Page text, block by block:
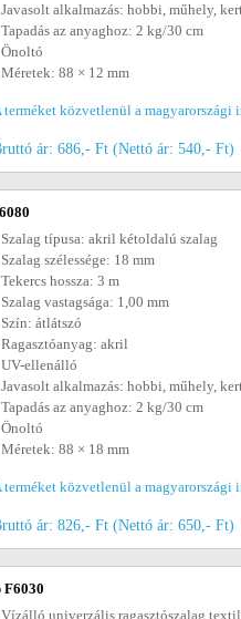
Javasolt alkalmazás: hobbi, műhely,
Tapadás az anyaghoz: 2 kg/30 cm
Önoltó
Méretek: 88 × 12 mm
terméket közvetlenül a
ár: 686,- Ft (Nettó ár: 540,- Ft)
Szalag típusa: akril kétoldalú szalag
Szalag szélessége: 18 mm
Tekercs hossza: 3 m
Szalag vastagsága: 1,00 mm
Szín: átlátszó
Ragasztóanyag: akril
UV-ellenálló
Javasolt alkalmazás: hobbi, műhely,
Tapadás az anyaghoz: 2 kg/30 cm
Önoltó
Méretek: 88 × 18 mm
terméket közvetlenül a
ár: 826,- Ft (Nettó ár: 650,- Ft)
F6030
Vízálló univerzális ragasztószalag